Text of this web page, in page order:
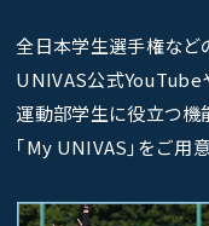
全日本学生選手権など
UNIVAS公式YouTube
運動部学生に役立つ機
｢My UNIVAS｣をご用